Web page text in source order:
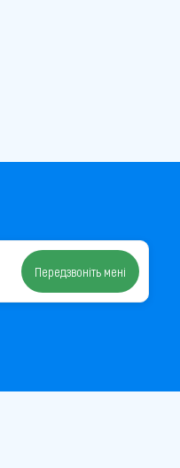
Передзвоніть мені